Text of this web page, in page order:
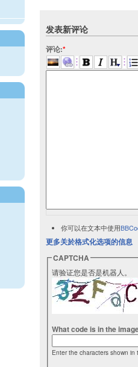
发表新评论
评论:*
你可以在文本中使用
更多关於格式化选项的信息
CAPTCHA
请验证您是否是机器人。
What code is in the
Enter the characters shown in